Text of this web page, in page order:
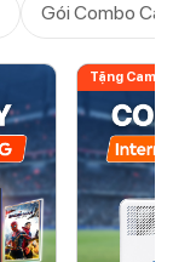
Gói Combo
Tặng